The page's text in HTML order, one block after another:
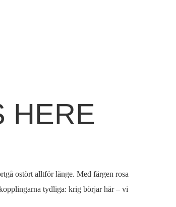
HERE
ostört alltför länge. Med färgen rosa
tydliga: krig börjar här – vi